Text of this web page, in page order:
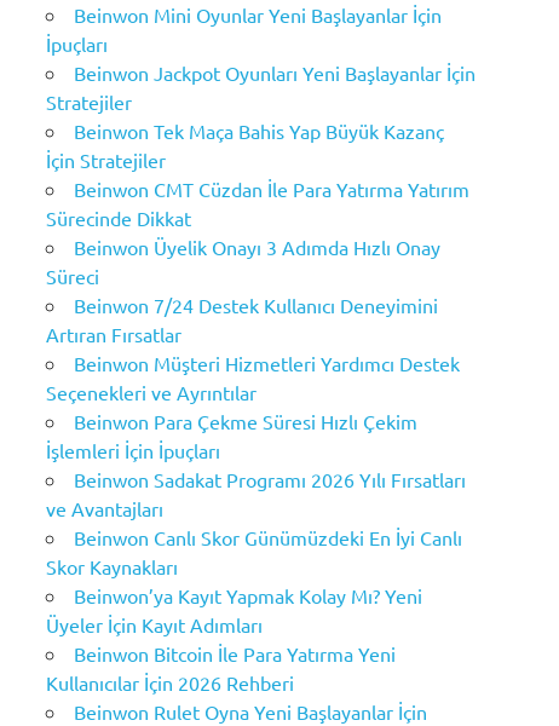
Beinwon Mini Oyunlar Yeni Başlayanlar İçin
İpuçları
Beinwon Jackpot Oyunları Yeni Başlayanlar İçin
Stratejiler
Beinwon Tek Maça Bahis Yap Büyük Kazanç
İçin Stratejiler
Beinwon CMT Cüzdan İle Para Yatırma Yatırım
Sürecinde Dikkat
Beinwon Üyelik Onayı 3 Adımda Hızlı Onay
Süreci
Beinwon 7/24 Destek Kullanıcı Deneyimini
Artıran Fırsatlar
Beinwon Müşteri Hizmetleri Yardımcı Destek
Seçenekleri ve Ayrıntılar
Beinwon Para Çekme Süresi Hızlı Çekim
İşlemleri İçin İpuçları
Beinwon Sadakat Programı 2026 Yılı Fırsatları
ve Avantajları
Beinwon Canlı Skor Günümüzdeki En İyi Canlı
Skor Kaynakları
Beinwon’ya Kayıt Yapmak Kolay Mı? Yeni
Üyeler İçin Kayıt Adımları
Beinwon Bitcoin İle Para Yatırma Yeni
Kullanıcılar İçin 2026 Rehberi
Beinwon Rulet Oyna Yeni Başlayanlar İçin